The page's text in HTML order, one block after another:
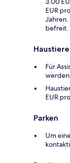
EUR
befreit.
Haustiere
Für
werden
EUR
Parken
Um